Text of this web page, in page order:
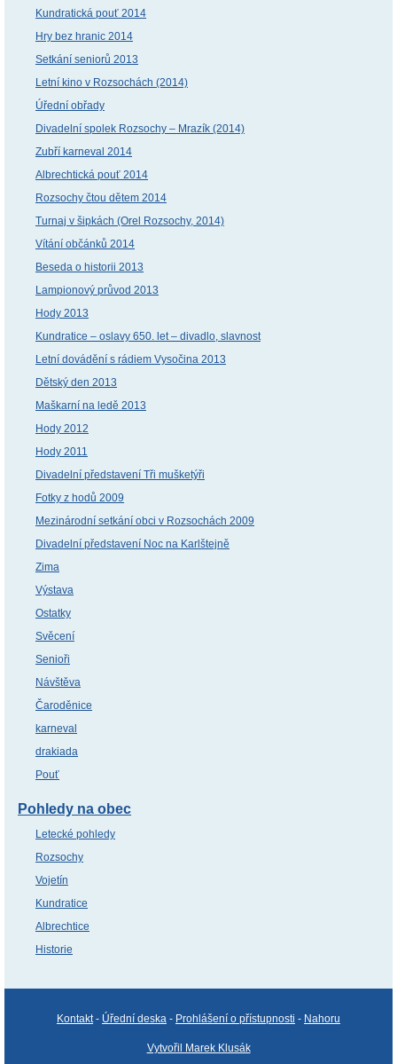
Kundratická pouť 2014
Hry bez hranic 2014
Setkání seniorů 2013
Letní kino v Rozsochách (2014)
Úřední obřady
Divadelní spolek Rozsochy – Mrazík (2014)
Zubří karneval 2014
Albrechtická pouť 2014
Rozsochy čtou dětem 2014
Turnaj v šipkách (Orel Rozsochy, 2014)
Vítání občánků 2014
Beseda o historii 2013
Lampionový průvod 2013
Hody 2013
Kundratice – oslavy 650. let – divadlo, slavnost
Letní dovádění s rádiem Vysočina 2013
Dětský den 2013
Maškarní na ledě 2013
Hody 2012
Hody 2011
Divadelní představení Tři mušketýři
Fotky z hodů 2009
Mezinárodní setkání obci v Rozsochách 2009
Divadelní představení Noc na Karlštejně
Zima
Výstava
Ostatky
Svěcení
Senioři
Návštěva
Čaroděnice
karneval
drakiada
Pouť
Pohledy na obec
Letecké pohledy
Rozsochy
Vojetín
Kundratice
Albrechtice
Historie
Kontakt- Úřední deska - Prohlášení o přístupnosti - Nahoru
Vytvořil Marek Klusák